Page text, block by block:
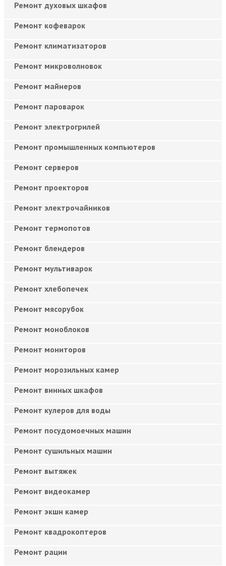
Ремонт духовых шкафов
Ремонт кофеварок
Ремонт климатизаторов
Ремонт микроволновок
Ремонт майнеров
Ремонт пароварок
Ремонт электрогрилей
Ремонт промышленных компьютеров
Ремонт серверов
Ремонт проекторов
Ремонт электрочайников
Ремонт термопотов
Ремонт блендеров
Ремонт мультиварок
Ремонт хлебопечек
Ремонт мясорубок
Ремонт моноблоков
Ремонт мониторов
Ремонт морозильных камер
Ремонт винных шкафов
Ремонт кулеров для воды
Ремонт посудомоечных машин
Ремонт сушильных машин
Ремонт вытяжек
Ремонт видеокамер
Ремонт экшн камер
Ремонт квадрокоптеров
Ремонт рации